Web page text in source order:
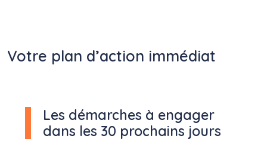
Votre plan d’action immédiat
Les démarches à engager
dans les 30 prochains jours